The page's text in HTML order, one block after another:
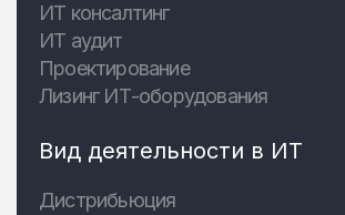
ИТ консалтинг
ИТ аудит
Проектирование
Лизинг ИТ-оборудования
Вид деятельности в ИТ
Дистрибьюция